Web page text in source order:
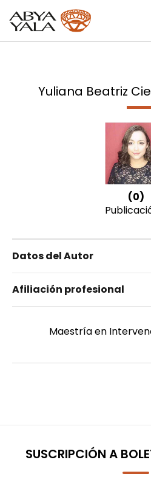
Yuliana Beatriz
(0)
Datos del Autor
Cienfuegos Aquino,
Femenino
Afiliación profesional
Maestría en
SUSCRIPCIÓN A